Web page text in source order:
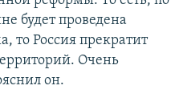
будет проведена
то Россия прекратит
Очень
он.